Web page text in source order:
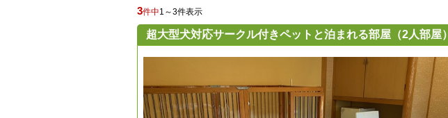
3件中1～3件表示
超大型犬対応サークル付きペットと泊まれる部屋（2人部屋）